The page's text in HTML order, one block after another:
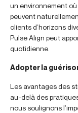
un environnement
peuvent
clients d’horizons
Pulse Align peut
quotidienne.
Adopter la
Les avantages des
au-delà des
nous soulignons